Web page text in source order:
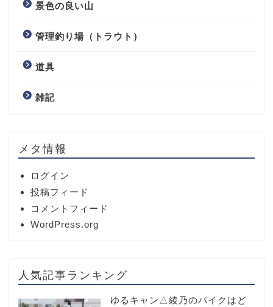
景色の良い山
管理釣り場（トラウト）
道具
雑記
メタ情報
ログイン
投稿フィード
コメントフィード
WordPress.org
人気記事ランキング
ゆるキャン△綾乃のバイクはど